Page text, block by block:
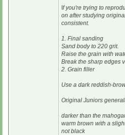
f you're trying to
on after studying
consistent.
1. Final sanding
Sand body to 220 grit.
Raise the grain with
Break the sharp edges
2. Grain filler
Use a dark reddish-
Original Juniors
darker than the
warm brown with a
not black